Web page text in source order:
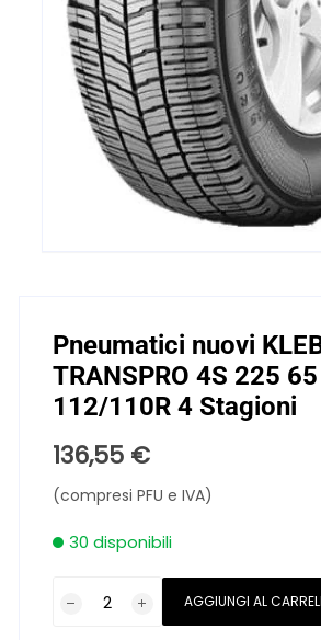
Pneumatici nuovi
TRANSPRO 4S 225
112/110R 4 Stagioni
136,55 €
(compresi PFU e IVA)
30 disponibili
AGGIUNGI AL